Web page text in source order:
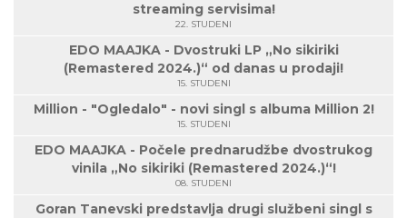
streaming servisima!
22. STUDENI
EDO MAAJKA - Dvostruki LP „No sikiriki
(Remastered 2024.)“ od danas u prodaji!
15. STUDENI
Million - "Ogledalo" - novi singl s albuma Million 2!
15. STUDENI
EDO MAAJKA - Počele prednarudžbe dvostrukog
vinila „No sikiriki (Remastered 2024.)“!
08. STUDENI
Goran Tanevski predstavlja drugi službeni singl s